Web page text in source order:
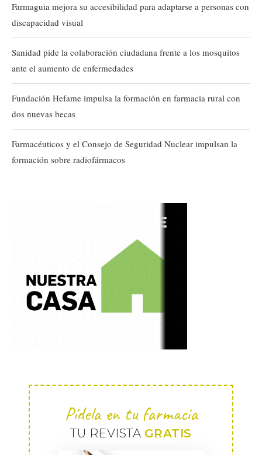
Farmaguia mejora su accesibilidad para adaptarse a personas con
discapacidad visual
Sanidad pide la colaboración ciudadana frente a los mosquitos
ante el aumento de enfermedades
Fundación Hefame impulsa la formación en farmacia rural con
dos nuevas becas
Farmacéuticos y el Consejo de Seguridad Nuclear impulsan la
formación sobre radiofármacos
Pídela en tu farmacia
TU REVISTA GRATIS